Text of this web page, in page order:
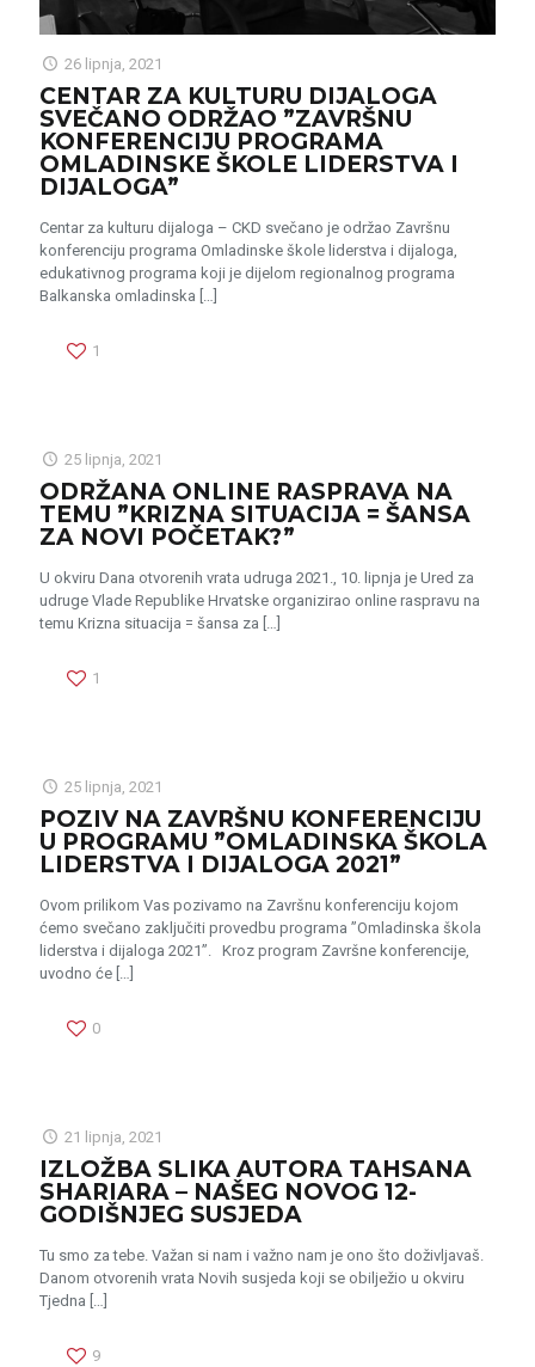
26 lipnja, 2021
CENTAR ZA KULTURU DIJALOGA
SVEČANO ODRŽAO ”ZAVRŠNU
KONFERENCIJU PROGRAMA
OMLADINSKE ŠKOLE LIDERSTVA I
DIJALOGA”
Centar za kulturu dijaloga – CKD svečano je održao Završnu
konferenciju programa Omladinske škole liderstva i dijaloga,
edukativnog programa koji je dijelom regionalnog programa
Balkanska omladinska […]
1
25 lipnja, 2021
ODRŽANA ONLINE RASPRAVA NA
TEMU ”KRIZNA SITUACIJA = ŠANSA
ZA NOVI POČETAK?”
U okviru Dana otvorenih vrata udruga 2021., 10. lipnja je Ured za
udruge Vlade Republike Hrvatske organizirao online raspravu na
temu Krizna situacija = šansa za […]
1
25 lipnja, 2021
POZIV NA ZAVRŠNU KONFERENCIJU
U PROGRAMU ”OMLADINSKA ŠKOLA
LIDERSTVA I DIJALOGA 2021”
Ovom prilikom Vas pozivamo na Završnu konferenciju kojom
ćemo svečano zaključiti provedbu programa ”Omladinska škola
liderstva i dijaloga 2021”. Kroz program Završne konferencije,
uvodno će […]
0
21 lipnja, 2021
IZLOŽBA SLIKA AUTORA TAHSANA
SHARIARA – NAŠEG NOVOG 12-
GODIŠNJEG SUSJEDA
Tu smo za tebe. Važan si nam i važno nam je ono što doživljavaš.
Danom otvorenih vrata Novih susjeda koji se obilježio u okviru
Tjedna […]
9